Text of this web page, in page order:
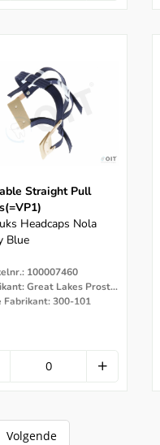
Straight Pull
Headcaps Nola
Blue
100007460
Fabrikant: Great Lakes Prostodontics
Fabrikant: 300-101
Volgende